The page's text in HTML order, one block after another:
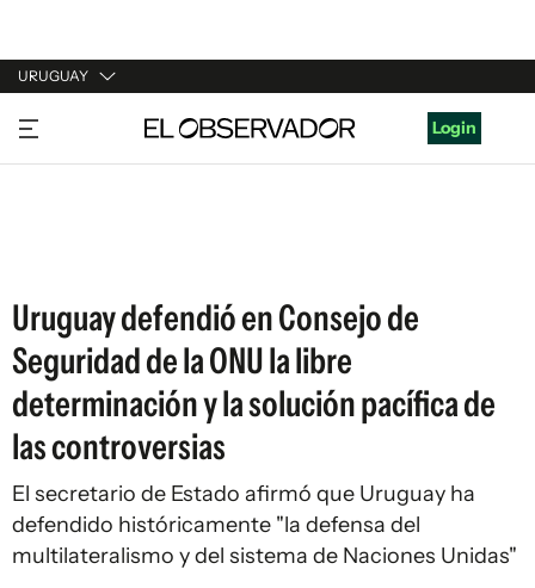
URUGUAY
URUGUAY
ARGENTINA
Login
Uruguay defendió en Consejo de
Seguridad de la ONU la libre
determinación y la solución pacífica de
las controversias
El secretario de Estado afirmó que Uruguay ha
defendido históricamente "la defensa del
multilateralismo y del sistema de Naciones Unidas"